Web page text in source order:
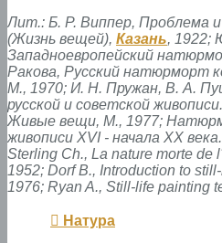
Лит.: Б. Р. Виппер, Проблема
(Жизнь вещей), Казань, 1922;
Западноевропейский
Ракова, Русский натюрморт
М., 1970; И. Н. Пружан, В. А.
русской и советской
Живые вещи, М., 1977;
живописи XVI - начала XX
Sterling Ch., La nature morte de
1952; Dorf B., Introduction to
1976; Ryan A., Still-life painting
Натура